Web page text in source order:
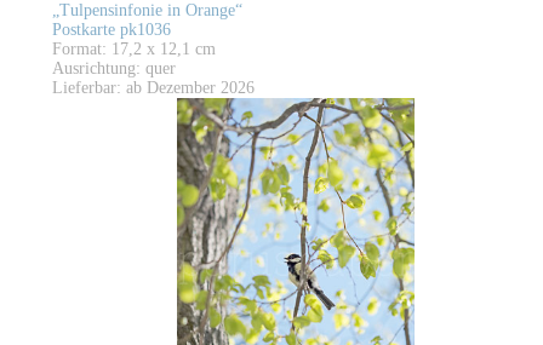
„Tulpensinfonie in Orange“
Postkarte pk1036
Format: 17,2 x 12,1 cm
Ausrichtung: quer
Lieferbar: ab Dezember 2026